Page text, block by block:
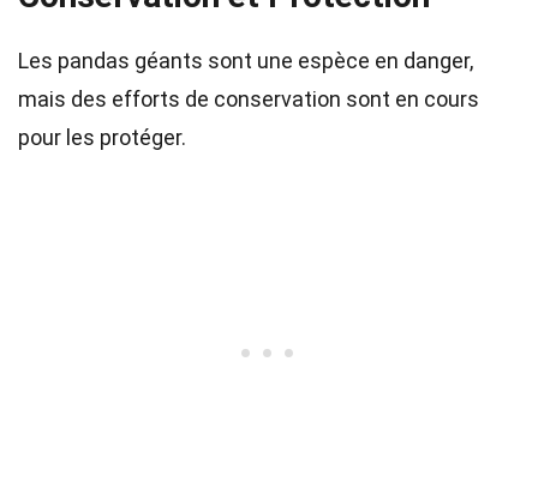
Les pandas géants sont une espèce en danger,
mais des efforts de conservation sont en cours
pour les protéger.